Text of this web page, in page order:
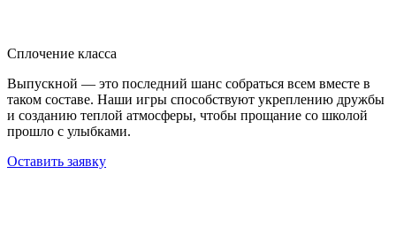
Сплочение класса
Выпускной — это последний шанс собраться всем вместе в
таком составе. Наши игры способствуют укреплению дружбы
и созданию теплой атмосферы, чтобы прощание со школой
прошло с улыбками.
Оставить заявку